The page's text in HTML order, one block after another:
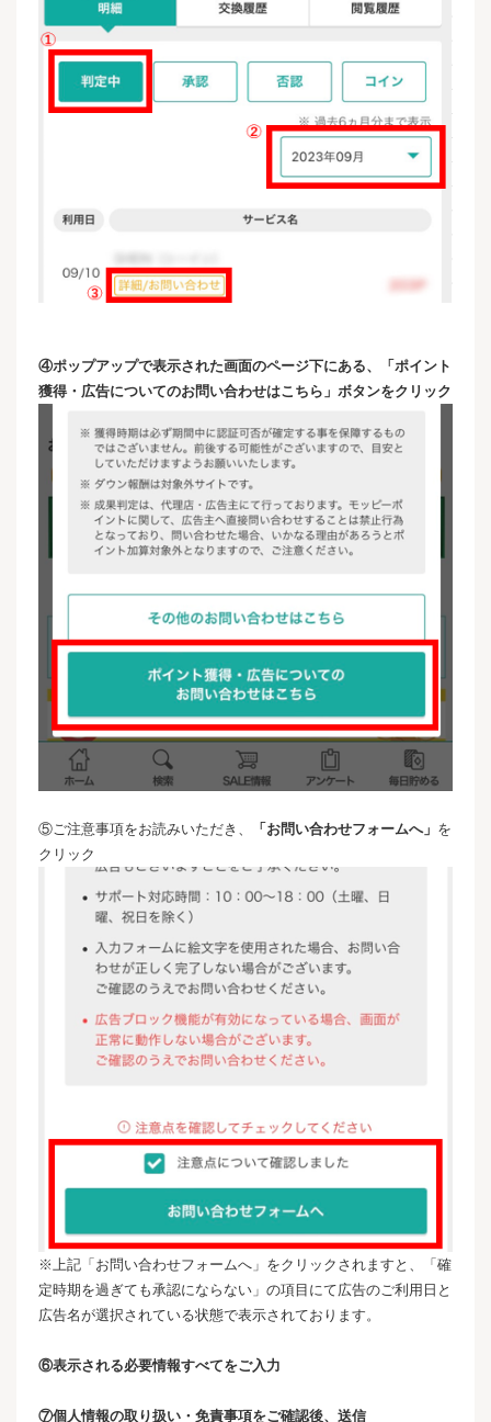
④ポップアップで表示された画面のページ下にある、「ポイント
獲得・広告についてのお問い合わせはこちら」ボタンをクリック
⑤ご注意事項をお読みいただき、 「お問い合わせフォームへ」 を
クリック
※上記「お問い合わせフォームへ」をクリックされますと、「確
定時期を過ぎても承認にならない」の項目にて広告のご利用日と
広告名が選択されている状態で表示されております。
⑥表示される必要情報すべてをご入力
⑦個人情報の取り扱い・免責事項をご確認後、送信